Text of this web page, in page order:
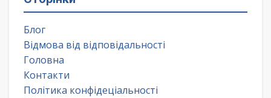
Блог
Відмова від відповідальності
Головна
Контакти
Політика конфідеціальності